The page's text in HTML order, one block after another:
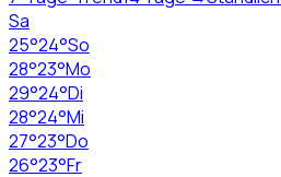
Sa
25°24°So
28°23°Mo
29°24°Di
28°24°Mi
27°23°Do
26°23°Fr